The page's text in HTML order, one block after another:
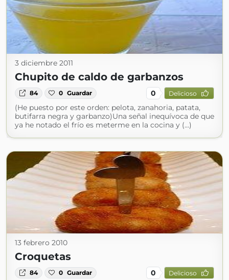
3 diciembre 2011
Chupito de caldo de garbanzos
84 0 Guardar 0 Delicioso
(He puesto por este orden: pelota, zanahoria, patata,
butifarra negra y garbanzo)Una señal inequívoca de que
ya he notado el frío es meterme en la cocina y (...)
13 febrero 2010
Croquetas
84 0 Guardar 0 Delicioso